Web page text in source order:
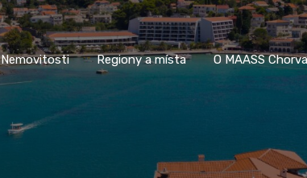
Nemovitosti Regiony a místa O MAASS
Nemovitosti Regiony a místa O MAASS